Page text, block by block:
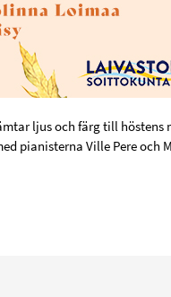
ljus och färg till höstens
pianisterna Ville Pere och